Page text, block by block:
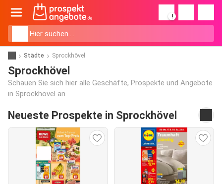
!
Städte Sprockhövel
Sprockhövel
Schauen Sie sich hier alle Geschäfte, Prospekte und Angebote
in Sprockhövel an
Neueste Prospekte in Sprockhövel